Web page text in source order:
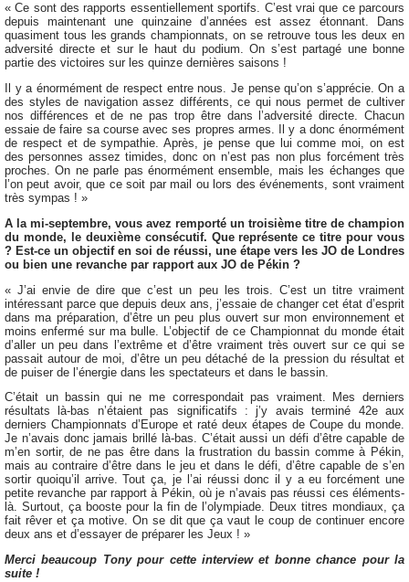
« Ce sont des rapports essentiellement sportifs. C’est vrai que ce parcours
depuis maintenant une quinzaine d’années est assez étonnant. Dans
quasiment tous les grands championnats, on se retrouve tous les deux en
adversité directe et sur le haut du podium. On s’est partagé une bonne
partie des victoires sur les quinze dernières saisons !
Il y a énormément de respect entre nous. Je pense qu’on s’apprécie. On a
des styles de navigation assez différents, ce qui nous permet de cultiver
nos différences et de ne pas trop être dans l’adversité directe. Chacun
essaie de faire sa course avec ses propres armes. Il y a donc énormément
de respect et de sympathie. Après, je pense que lui comme moi, on est
des personnes assez timides, donc on n’est pas non plus forcément très
proches. On ne parle pas énormément ensemble, mais les échanges que
l’on peut avoir, que ce soit par mail ou lors des événements, sont vraiment
très sympas ! »
A la mi-septembre, vous avez remporté un troisième titre de champion
du monde, le deuxième consécutif. Que représente ce titre pour vous
? Est-ce un objectif en soi de réussi, une étape vers les JO de Londres
ou bien une revanche par rapport aux JO de Pékin ?
« J’ai envie de dire que c’est un peu les trois. C’est un titre vraiment
intéressant parce que depuis deux ans, j’essaie de changer cet état d’esprit
dans ma préparation, d’être un peu plus ouvert sur mon environnement et
moins enfermé sur ma bulle. L’objectif de ce Championnat du monde était
d’aller un peu dans l’extrême et d’être vraiment très ouvert sur ce qui se
passait autour de moi, d’être un peu détaché de la pression du résultat et
de puiser de l’énergie dans les spectateurs et dans le bassin.
C’était un bassin qui ne me correspondait pas vraiment. Mes derniers
résultats là-bas n’étaient pas significatifs : j’y avais terminé 42e aux
derniers Championnats d’Europe et raté deux étapes de Coupe du monde.
Je n’avais donc jamais brillé là-bas. C’était aussi un défi d’être capable de
m’en sortir, de ne pas être dans la frustration du bassin comme à Pékin,
mais au contraire d’être dans le jeu et dans le défi, d’être capable de s’en
sortir quoiqu’il arrive. Tout ça, je l’ai réussi donc il y a eu forcément une
petite revanche par rapport à Pékin, où je n’avais pas réussi ces éléments-
là. Surtout, ça booste pour la fin de l’olympiade. Deux titres mondiaux, ça
fait rêver et ça motive. On se dit que ça vaut le coup de continuer encore
deux ans et d’essayer de préparer les Jeux ! »
Merci beaucoup Tony pour cette interview et bonne chance pour la
suite !